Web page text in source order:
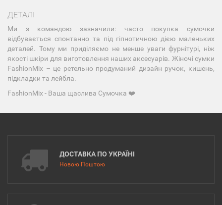
ДЕТАЛІ
Ми з командою зазначили: часто покупка сумочки
відбувається спонтанно та під гіпнотичною дією маленьких
деталей. Тому ми приділяємо не менше уваги фурнітурі, ніж
якості шкіри для виготовлення наших аксесуарів. Жіночі сумки
FashionMix – це ретельно продуманий дизайн ручок, кишень,
підкладки та лейбла.
FashionMix - Ваша щаслива Сумочка ❤️
ДОСТАВКА ПО УКРАЇНІ
Новою Поштою